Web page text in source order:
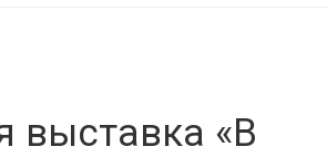
выставка «В